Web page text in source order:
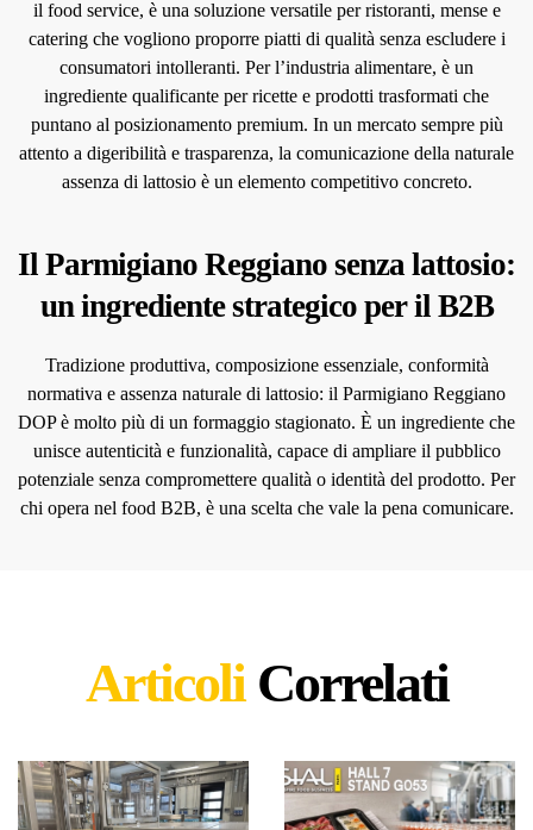
il food service, è una soluzione versatile per ristoranti, mense e
catering che vogliono proporre piatti di qualità senza escludere i
consumatori intolleranti. Per l’industria alimentare, è un
ingrediente qualificante per ricette e prodotti trasformati che
puntano al posizionamento premium. In un mercato sempre più
attento a digeribilità e trasparenza, la comunicazione della naturale
assenza di lattosio è un elemento competitivo concreto.
Il Parmigiano Reggiano senza lattosio:
un ingrediente strategico per il B2B
Tradizione produttiva, composizione essenziale, conformità
normativa e assenza naturale di lattosio: il Parmigiano Reggiano
DOP è molto più di un formaggio stagionato. È un ingrediente che
unisce autenticità e funzionalità, capace di ampliare il pubblico
potenziale senza compromettere qualità o identità del prodotto. Per
chi opera nel food B2B, è una scelta che vale la pena comunicare.
ArticoliCorrelati